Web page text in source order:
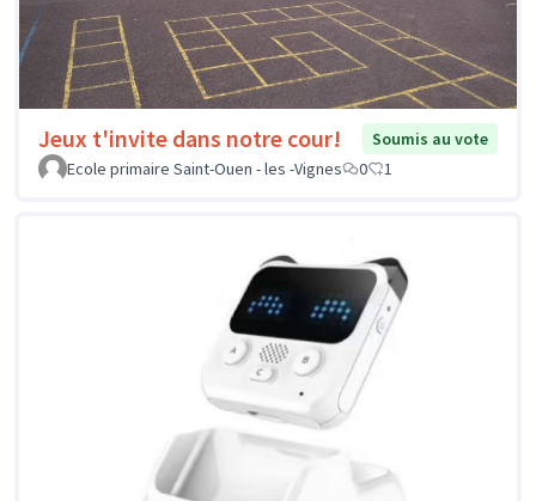
Jeux t'invite dans notre cour!
Soumis au vote
Ecole primaire Saint-Ouen - les -Vignes
0 1